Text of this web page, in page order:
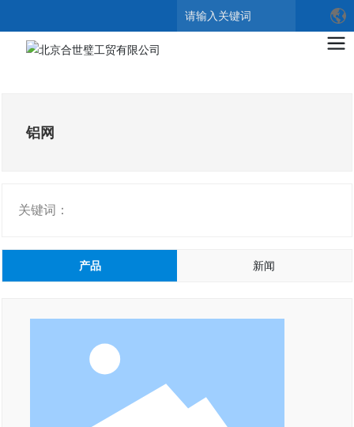
搜索
铝网
关键词：
产品 新闻